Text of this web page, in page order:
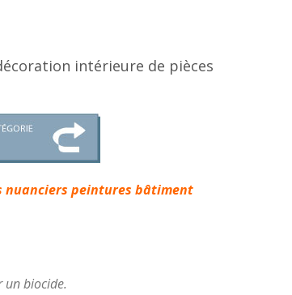
intérieure de pièces
nuanciers peintures bâtiment
un biocide.